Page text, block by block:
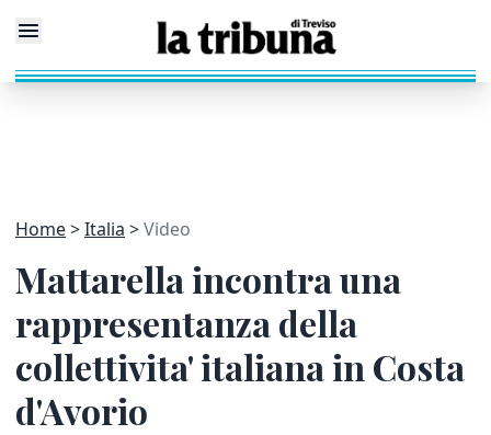
Home Italia Video
Mattarella incontra una
rappresentanza della
collettivita' italiana in Costa
d'Avorio